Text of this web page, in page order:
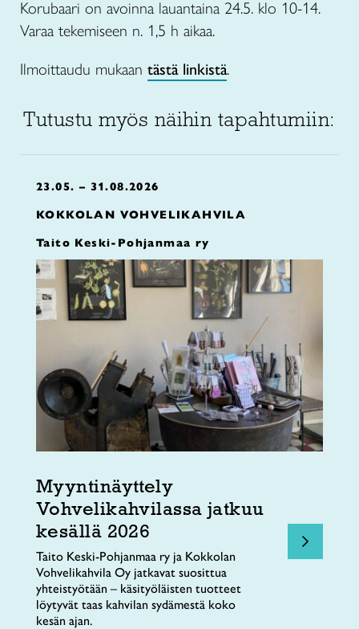
Korubaari on avoinna lauantaina 24.5. klo 10-14.
Varaa tekemiseen n. 1,5 h aikaa.
Ilmoittaudu mukaan tästä linkistä.
Tutustu myös näihin tapahtumiin:
23.05. – 31.08.2026
KOKKOLAN VOHVELIKAHVILA
Taito Keski-Pohjanmaa ry
Myyntinäyttely
Vohvelikahvilassa jatkuu
kesällä 2026
Taito Keski-Pohjanmaa ry ja Kokkolan
Vohvelikahvila Oy jatkavat suosittua
yhteistyötään – käsityöläisten tuotteet
löytyvät taas kahvilan sydämestä koko
kesän ajan.